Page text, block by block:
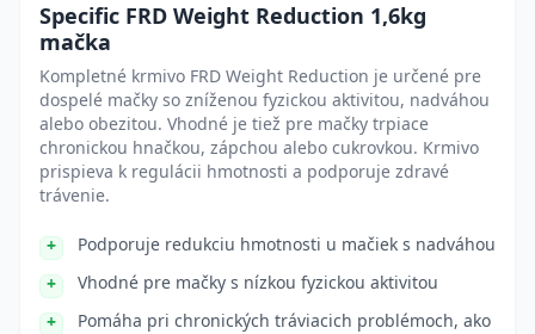
Specific FRD Weight Reduction 1,6kg
mačka
Kompletné krmivo FRD Weight Reduction je určené pre
dospelé mačky so zníženou fyzickou aktivitou, nadváhou
alebo obezitou. Vhodné je tiež pre mačky trpiace
chronickou hnačkou, zápchou alebo cukrovkou. Krmivo
prispieva k regulácii hmotnosti a podporuje zdravé
trávenie.
Podporuje redukciu hmotnosti u mačiek s nadváhou
Vhodné pre mačky s nízkou fyzickou aktivitou
Pomáha pri chronických tráviacich problémoch, ako